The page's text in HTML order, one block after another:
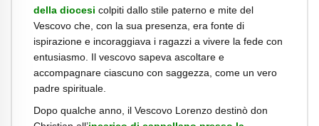
della diocesi colpiti dallo stile paterno e mite del
Vescovo che, con la sua presenza, era fonte di
ispirazione e incoraggiava i ragazzi a vivere la fede con
entusiasmo. Il vescovo sapeva ascoltare e
accompagnare ciascuno con saggezza, come un vero
padre spirituale.
Dopo qualche anno, il Vescovo Lorenzo destinò don